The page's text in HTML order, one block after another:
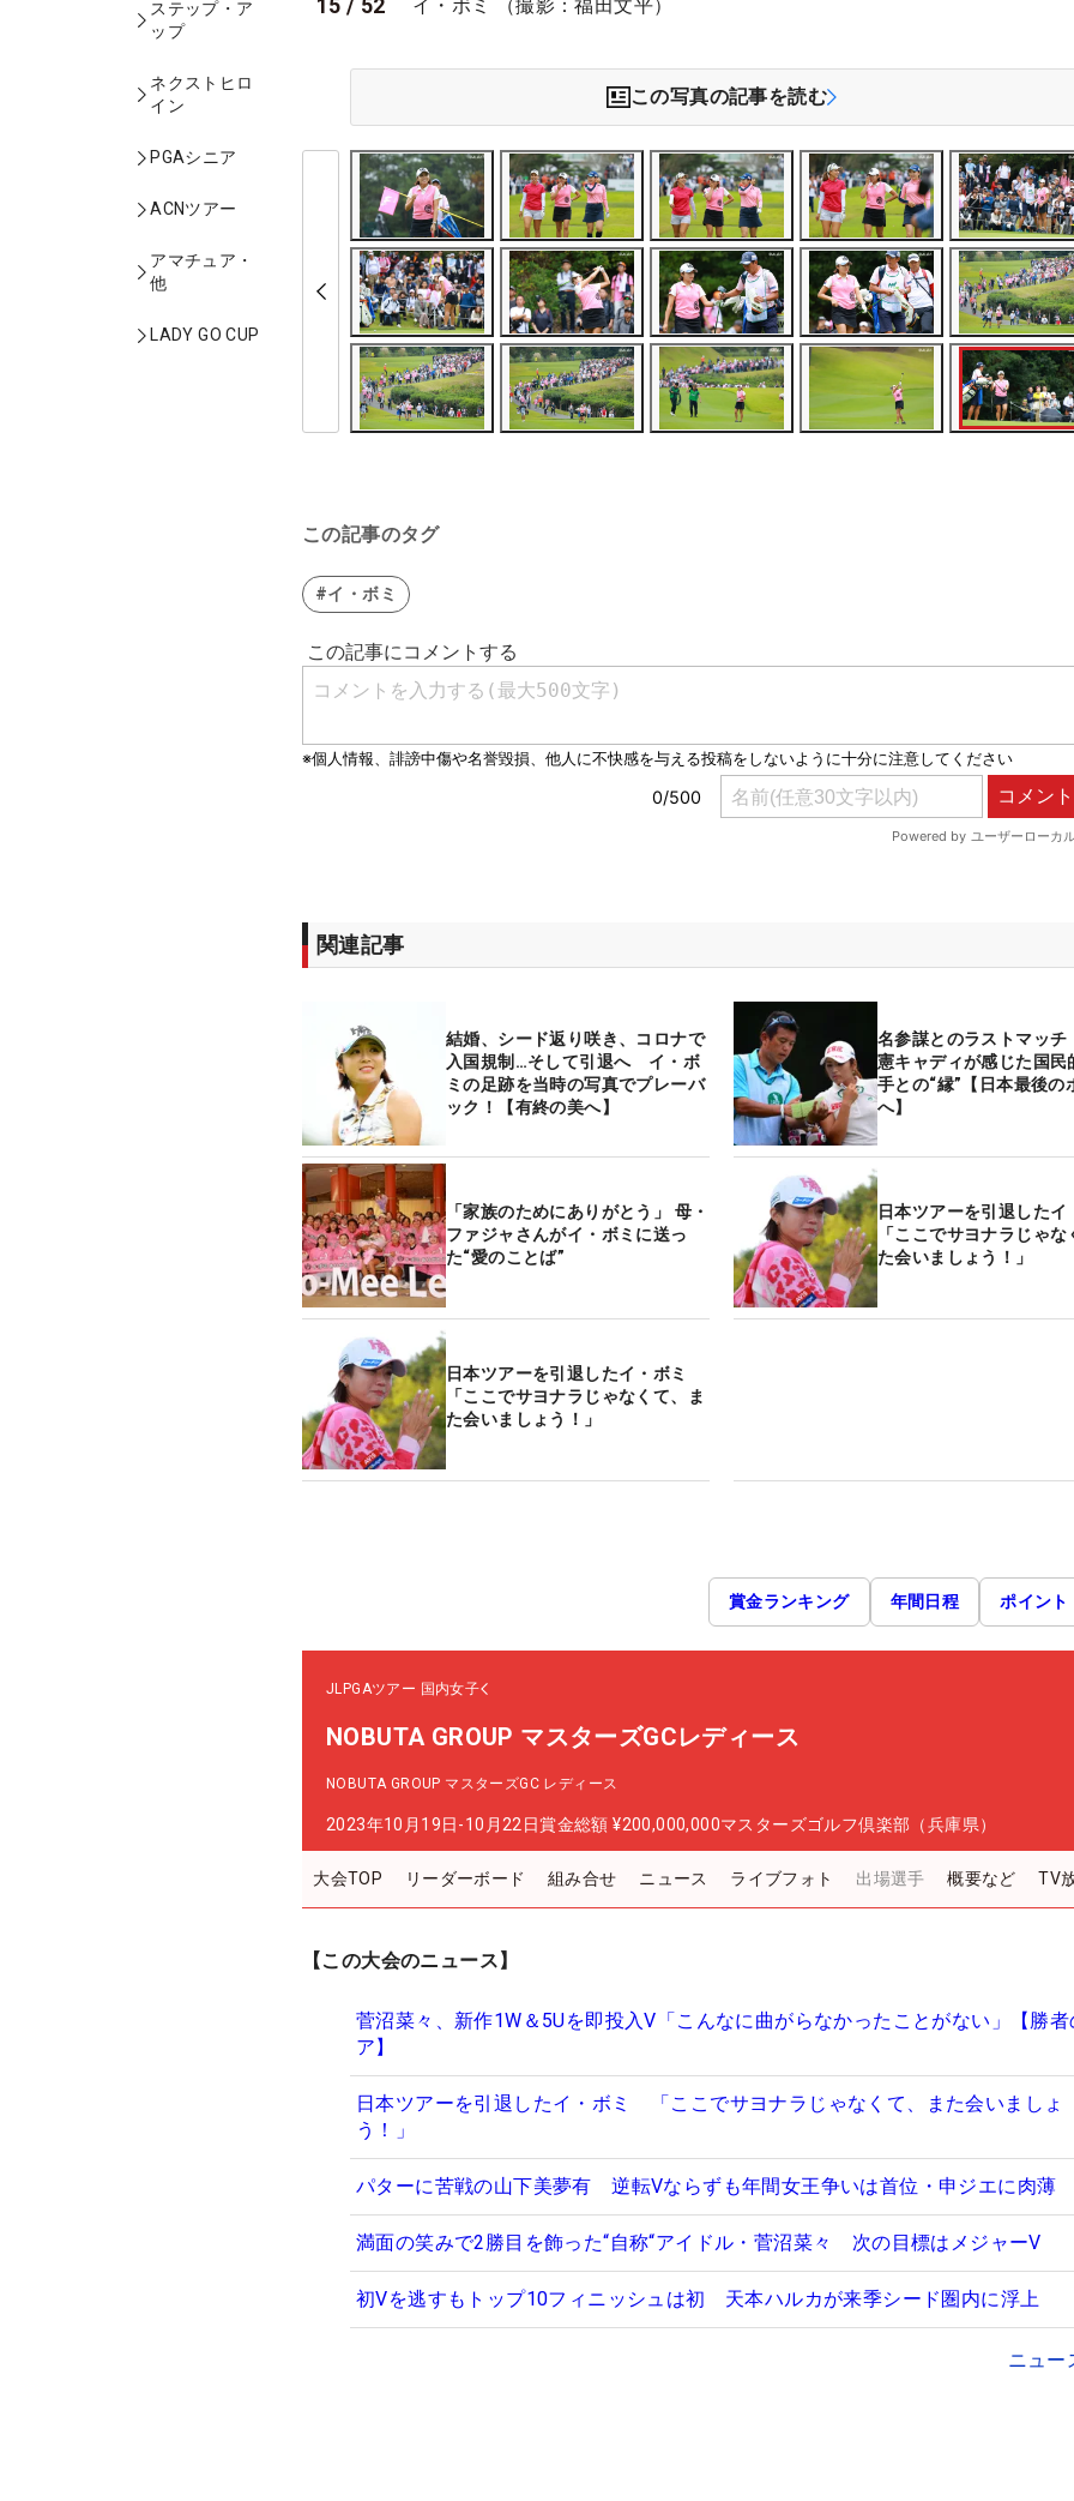
ステップ・ア
ップ
ネクストヒロ
イン
PGAシニア
ACNツアー
アマチュア・
他
LADY GO CUP
15 / 52 イ・ボミ （撮影：福田文平）
この写真の記事を読む
この記事のタグ
#イ・ボミ
関連記事
結婚、シード返り咲き、コロナで
入国規制…そして引退へ イ・ボ
ミの足跡を当時の写真でプレーバ
ック！【有終の美へ】
名参謀とのラストマッ
憲キャディが感じた国民
手との“縁”【日本最後の
へ】
「家族のためにありがとう」 母・
ファジャさんがイ・ボミに送っ
た“愛のことば”
日本ツアーを引退した
「ここでサヨナラじゃ
た会いましょう！」
日本ツアーを引退したイ・ボミ
「ここでサヨナラじゃなくて、ま
た会いましょう！」
賞金ランキング 年間日程 ポイント
JLPGAツアー 国内女子
NOBUTA GROUP マスターズGCレディース
NOBUTA GROUP マスターズGC レディース
2023年10月19日-10月22日賞金総額 ¥200,000,000マスターズゴルフ倶楽部（兵庫県）
大会TOP リーダーボード 組み合せ ニュース ライブフォト 出場選手 概要など TV
【この大会のニュース】
菅沼菜々、新作1W＆5Uを即投入V「こんなに曲がらなかったことがない」【勝者
ア】
日本ツアーを引退したイ・ボミ 「ここでサヨナラじゃなくて、また会いましょ
う！」
パターに苦戦の山下美夢有 逆転Vならずも年間女王争いは首位・申ジエに肉薄
満面の笑みで2勝目を飾った“自称“アイドル・菅沼菜々 次の目標はメジャーV
初Vを逃すもトップ10フィニッシュは初 天本ハルカが来季シード圏内に浮上
ニュー